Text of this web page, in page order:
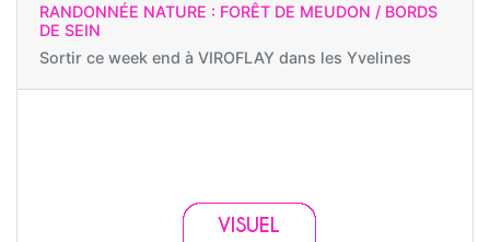
RANDONNÉE NATURE : FORÊT DE MEUDON / BORDS
DE SEIN
Sortir ce week end à VIROFLAY dans les Yvelines